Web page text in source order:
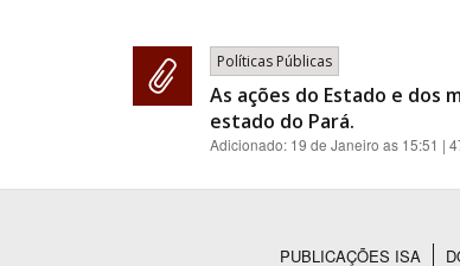
Políticas Públicas
As ações do Estado e dos
estado do Pará.
Adicionado: 19 de Janeiro as 15:51 |
PUBLICAÇÕES ISA